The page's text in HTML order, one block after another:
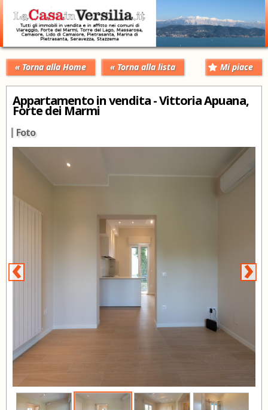
« Torna alla Home « Torna alla lista Mi piace
Appartamento in vendita - Vittoria Apuana,
Forte dei Marmi
Foto
‹ ›